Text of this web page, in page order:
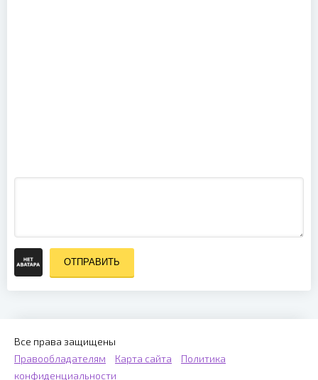
ОТПРАВИТЬ
Все права защищены
Правообладателям
Карта сайта
Политика
конфиденциальности